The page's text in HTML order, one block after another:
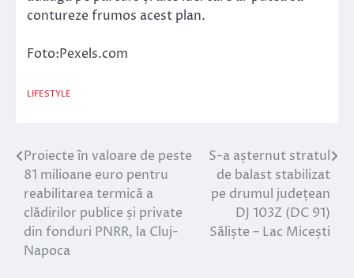
contureze frumos acest plan.
Foto:Pexels.com
LIFESTYLE
Navigare
în
articole
Proiecte în valoare de peste
81 milioane euro pentru
reabilitarea termică a
clădirilor publice și private
din fonduri PNRR, la Cluj-
Napoca
S-a așternut stratul
de balast stabilizat
pe drumul județean
DJ 103Z (DC 91)
Săliște – Lac Micești